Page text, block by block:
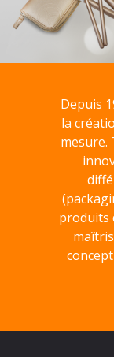
Depuis
la
mesure.
produits